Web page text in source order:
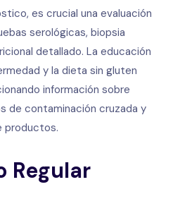
es crucial una evaluación
serológicas, biopsia
detallado. La educación
y la dieta sin gluten
información sobre
de contaminación cruzada y
productos.
Regular